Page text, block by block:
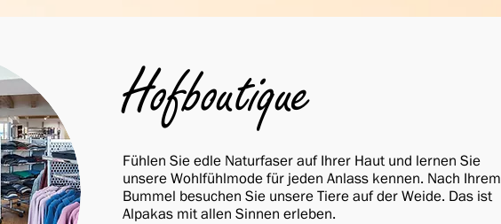
Hofboutique
Fühlen Sie edle Naturfaser auf Ihrer Haut und lernen Sie
unsere Wohlfühlmode für jeden Anlass kennen. Nach Ihrem
Bummel besuchen Sie unsere Tiere auf der Weide. Das ist
Alpakas mit allen Sinnen erleben.